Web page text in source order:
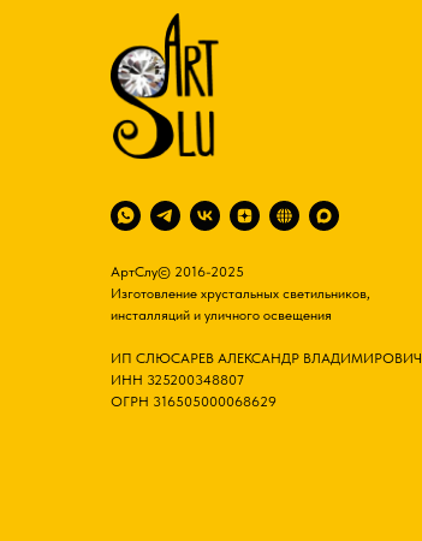
АртСлу© 2016-2025
Изготовление хрустальных светильников,
инсталляций и уличного освещения
ИП СЛЮСАРЕВ АЛЕКСАНДР ВЛАДИМИРОВИЧ
ИНН 325200348807
ОГРН 316505000068629